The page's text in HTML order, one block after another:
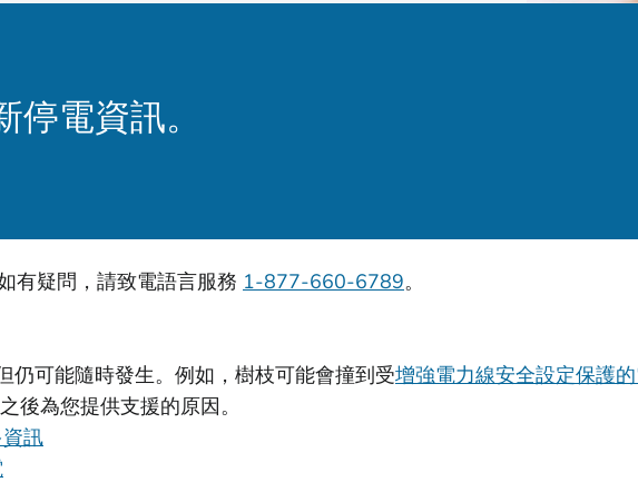
停電資訊。
有疑問，請致電語言服務 1-877-660-6789。
仍可能隨時發生。例如，樹枝可能會撞到受增強電力線安全設定保護
後為您提供支援的原因。
訊